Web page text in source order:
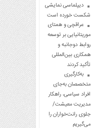
دیپلماسی نمایشی
شکست خورده است
عراقچی و همتای
موریتانیایی بر توسعه
روابط دوجانبه و
همکاری بین‌المللی
تأکید کردند
به‌کارگیری
متخصصان به‌جای
افراد سیاسی، راهکار
مدیریت معیشت/
جلوی رانت‌خواران را
می‌گیریم